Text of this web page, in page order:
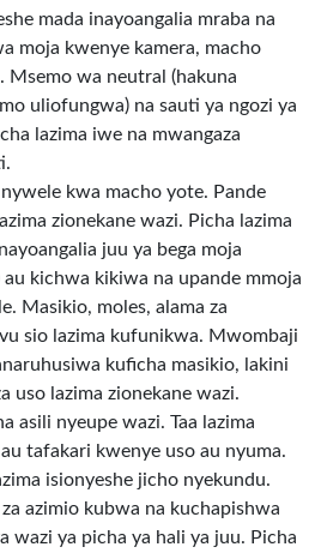
mada inayoangalia mraba na
moja kwenye kamera, macho
Msemo wa neutral (hakuna
uliofungwa) na sauti ya ngozi ya
lazima iwe na mwangaza
kwa macho yote. Pande
zionekane wazi. Picha lazima
juu ya bega moja
kichwa kikiwa na upande mmoja
Masikio, moles, alama za
sio lazima kufunikwa. Mwombaji
kuficha masikio, lakini
uso lazima zionekane wazi.
asili nyeupe wazi. Taa lazima
tafakari kwenye uso au nyuma.
isionyeshe jicho nyekundu.
azimio kubwa na kuchapishwa
wazi ya picha ya hali ya juu. Picha